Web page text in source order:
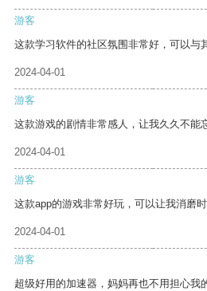
游客
这款学习软件的社区氛围非常好，可以与
2024-04-01
游客
这款游戏的剧情非常感人，让我久久不能
2024-04-01
游客
这款app的游戏非常好玩，可以让我消磨时
2024-04-01
游客
超级好用的加速器，妈妈再也不用担心我